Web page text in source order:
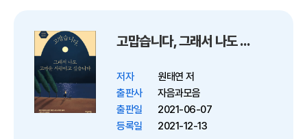
고맙습니다, 그래서 나도 고마운 사람이고 싶습니다
저자
원태연 저
출판사
자음과모음
출판일
2021-06-07
등록일
2021-12-13